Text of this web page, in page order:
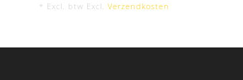
* Excl. btw Excl.Verzendkosten